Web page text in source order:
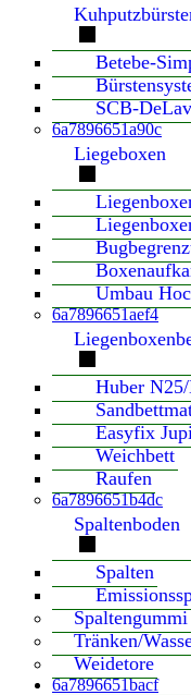
Betebe-
SCB-
6a7896651a90c
Liegeboxen
Umbau
6a7896651aef4
Huber
Easyfix
Weichbett
Raufen
6a7896651b4dc
Spaltenboden
Spalten
Spaltengummi
Tränken/
Weidetore
6a7896651bacf